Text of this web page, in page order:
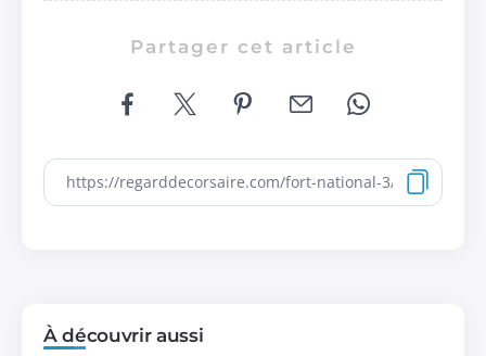
Partager cet article
À découvrir aussi